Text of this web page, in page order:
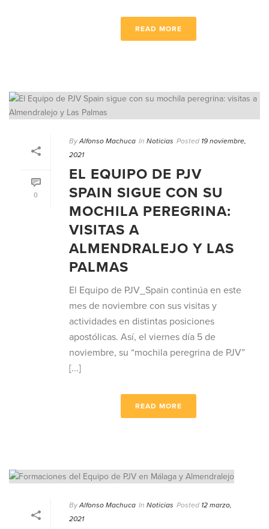
READ MORE
0
By Alfonso Machuca In Noticias Posted 19 noviembre,
2021
EL EQUIPO DE PJV
SPAIN SIGUE CON SU
MOCHILA PEREGRINA:
VISITAS A
ALMENDRALEJO Y LAS
PALMAS
El Equipo de PJV_Spain continúa en este
mes de noviembre con sus visitas y
actividades en distintas posiciones
apostólicas. Así, el viernes día 5 de
noviembre, su “mochila peregrina de PJV”
[...]
READ MORE
By Alfonso Machuca In Noticias Posted 12 marzo,
2021